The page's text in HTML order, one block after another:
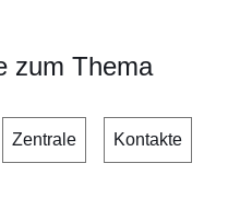
zum Thema
Zentrale Kontakte